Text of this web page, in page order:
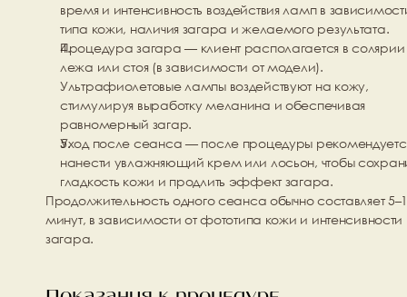
время и интенсивность воздействия ламп в
типа кожи, наличия загара и желаемого результата.
Процедура загара — клиент располагается в солярии
лежа или стоя (в зависимости от модели).
Ультрафиолетовые лампы воздействуют на кожу,
стимулируя выработку меланина и обеспечивая
равномерный загар.
Уход после сеанса — после процедуры
нанести увлажняющий крем или лосьон, чтобы
гладкость кожи и продлить эффект загара.
Продолжительность одного сеанса обычно составляет
минут, в зависимости от фототипа кожи и интенсивности
загара.